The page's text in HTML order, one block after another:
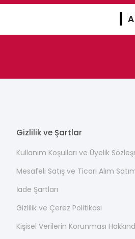
Gizlilik ve Şartlar
Kullanım Koşulları ve Üyelik
Mesafeli Satış ve Ticari Alım
İade Şartları
Gizlilik ve Çerez Politikası
Kişisel Verilerin Korunması